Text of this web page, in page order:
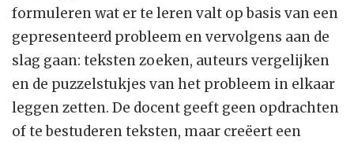
formuleren wat er te leren valt op basis van een
gepresenteerd probleem en vervolgens aan de
slag gaan: teksten zoeken, auteurs vergelijken
en de puzzelstukjes van het probleem in elkaar
leggen zetten. De docent geeft geen opdrachten
of te bestuderen teksten, maar creëert een